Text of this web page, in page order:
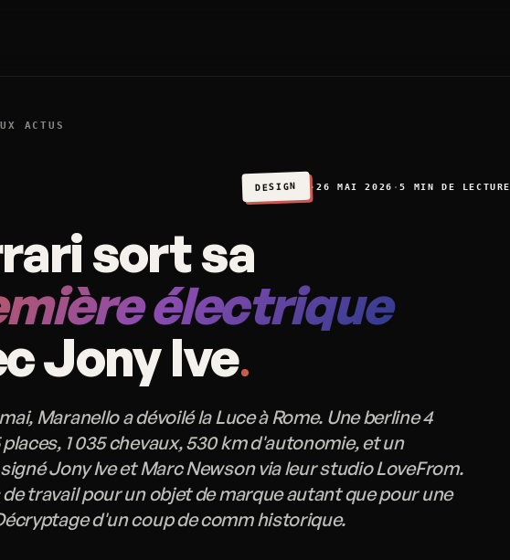
ACTUS
DESIGN ·26 MAI 2026 · 5 MIN DE LECTURE
sort sa
électrique
Jony Ive
Maranello a dévoilé la Luce à Rome. Une berline 4
1 035 chevaux, 530 km d'autonomie, et un
Jony Ive et Marc Newson via leur studio LoveFrom.
travail pour un objet de marque autant que pour une
d'un coup de comm historique.